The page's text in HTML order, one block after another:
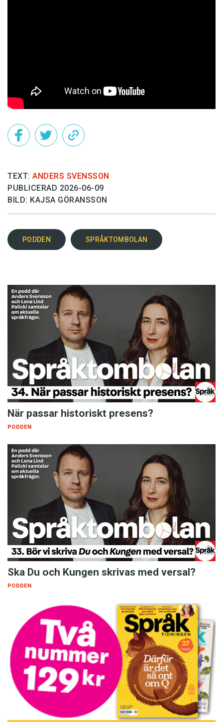
TEXT: ANDERS SVENSSON
PUBLICERAD 2026-06-09
BILD: KAJSA GÖRANSSON
PODDEN SPRÅKTOMBOLAN
När passar historiskt presens?
PODDEN
Ska Du och Kungen skrivas med versal?
PODDEN